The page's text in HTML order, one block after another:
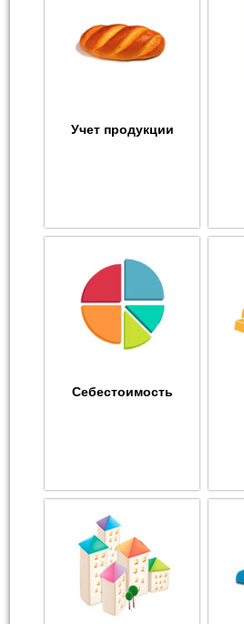
Учет продукции
Себестоимость